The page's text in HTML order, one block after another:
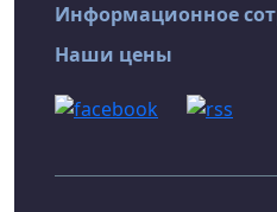
Информационное
Наши цены